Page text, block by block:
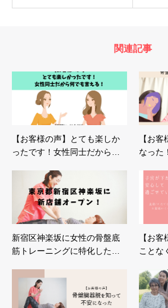
関連記事
【お客様の声】とても楽しか
ったです！女性同士だから…
【お
なった！
新宿区神楽坂に女性の骨盤底
筋トレーニングに特化した…
【お
ことな